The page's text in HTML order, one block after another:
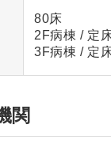
80床
2F病棟 / 定
3F病棟 / 定
関